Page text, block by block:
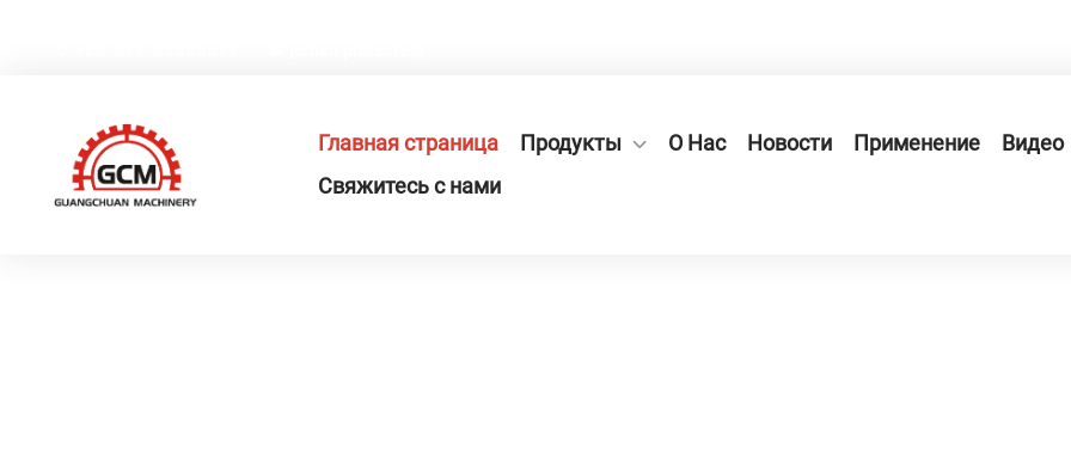
Главная страница Продукты О Нас Новости Применение
Видео
Свяжитесь с нами